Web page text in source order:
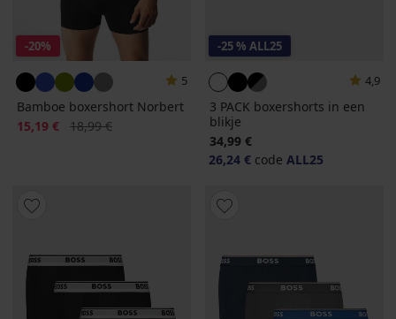
-20%
5
Bamboe boxershort Norbert
Korting
15,19 € Oorspronkelijke prijs
18,99 €
-25 % ALL25
4,9
3 PACK boxershorts in een
blikje
34,99 €
26,24 € code ALL25